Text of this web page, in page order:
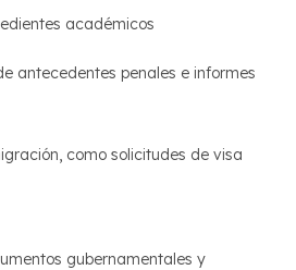
académicos
antecedentes penales e informes
como solicitudes de visa
gubernamentales y